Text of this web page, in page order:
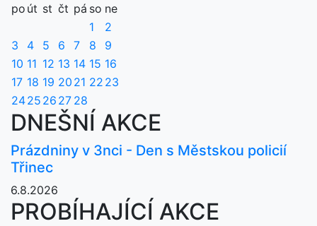
po út st čt pá so ne
1
2
3
4 5 6 7 8
9
10 11 12 13 14 15 16
17 18 19 20 21 22 23
2425 26 27 28
DNEŠNÍ AKCE
Prázdniny v 3nci - Den s Městskou policií
Třinec
6.8.2026
PROBÍHAJÍCÍ AKCE